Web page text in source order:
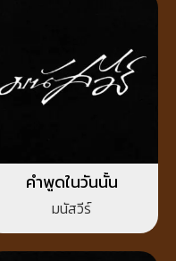
คำพูดในวันนั้น
มนัสวีร์